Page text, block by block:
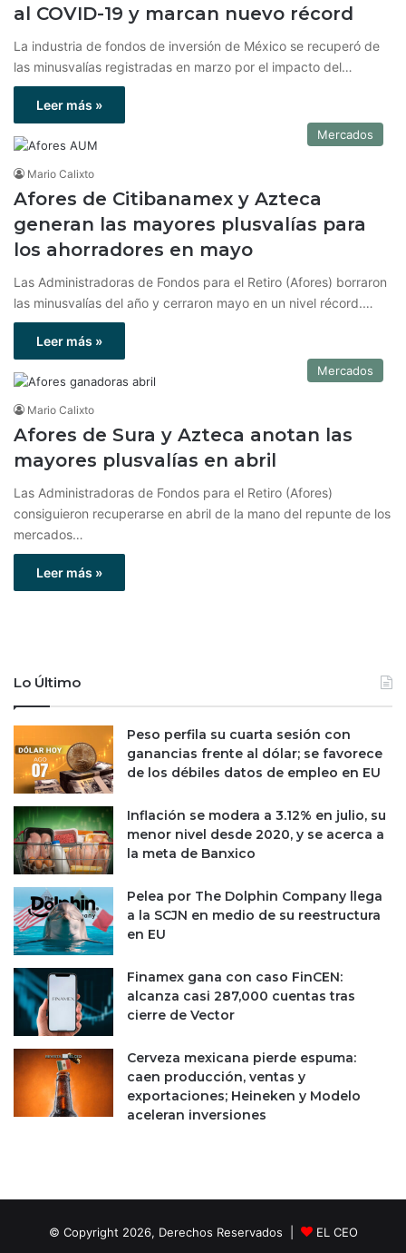
al COVID-19 y marcan nuevo récord
La industria de fondos de inversión de México se recuperó de
las minusvalías registradas en marzo por el impacto del…
Leer más »
Mercados
Mario Calixto
Afores de Citibanamex y Azteca
generan las mayores plusvalías para
los ahorradores en mayo
Las Administradoras de Fondos para el Retiro (Afores) borraron
las minusvalías del año y cerraron mayo en un nivel récord.…
Leer más »
Mercados
Mario Calixto
Afores de Sura y Azteca anotan las
mayores plusvalías en abril
Las Administradoras de Fondos para el Retiro (Afores)
consiguieron recuperarse en abril de la mano del repunte de los
mercados…
Leer más »
Lo Último
Peso perfila su cuarta sesión con
ganancias frente al dólar; se favorece
de los débiles datos de empleo en EU
Inflación se modera a 3.12% en julio, su
menor nivel desde 2020, y se acerca a
la meta de Banxico
Pelea por The Dolphin Company llega
a la SCJN en medio de su reestructura
en EU
Finamex gana con caso FinCEN:
alcanza casi 287,000 cuentas tras
cierre de Vector
Cerveza mexicana pierde espuma:
caen producción, ventas y
exportaciones; Heineken y Modelo
aceleran inversiones
© Copyright 2026, Derechos Reservados | EL CEO